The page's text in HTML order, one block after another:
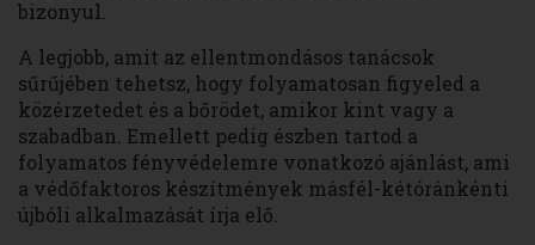
bizonyul.
A legjobb, amit az ellentmondásos tanácsok
sűrűjében tehetsz, hogy folyamatosan figyeled a
közérzetedet és a bőrödet, amikor kint vagy a
szabadban. Emellett pedig észben tartod a
folyamatos fényvédelemre vonatkozó ajánlást, ami
a védőfaktoros készítmények másfél-kétóránkénti
újbóli alkalmazását írja elő.